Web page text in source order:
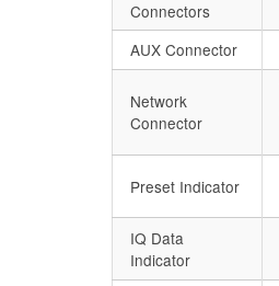
Connectors
AUX Connector
Network
Connector
Preset Indicator
IQ Data
Indicator